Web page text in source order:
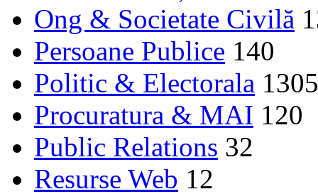
Ong & Societate Civilă
Persoane Publice 140
Politic & Electorala 1305
Procuratura & MAI 120
Public Relations 32
Resurse Web 12